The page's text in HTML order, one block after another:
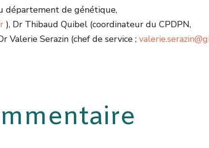
département de génétique,
), Dr Thibaud Quibel (coordinateur du CPDPN,
Valerie Serazin (chef de service ;